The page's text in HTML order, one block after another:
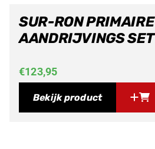
SUR-RON PRIMAIRE
AANDRIJVINGS SET
€123,95
Bekijk product